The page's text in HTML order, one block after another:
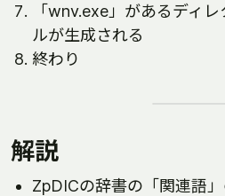
「wnv.exe」があるディ
ルが生成される
終わり
解説
ZpDICの辞書の「関連語